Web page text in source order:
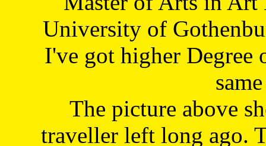
University of
I've got higher Degree
The picture above
traveller left long ago.